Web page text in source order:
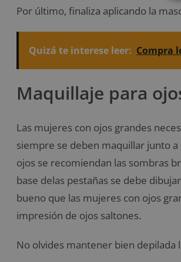
Por último, finaliza aplicando la
Quizá te interese leer: Compra
Maquillaje para
Las mujeres con ojos grandes
siempre se deben maquillar junto
ojos se recomiendan las sombras
base delas pestañas se debe
bueno que las mujeres con ojos
impresión de ojos saltones.
No olvides mantener bien depilada